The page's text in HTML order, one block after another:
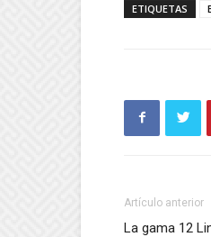
ETIQUETAS
Artículo anterior
La gama 12